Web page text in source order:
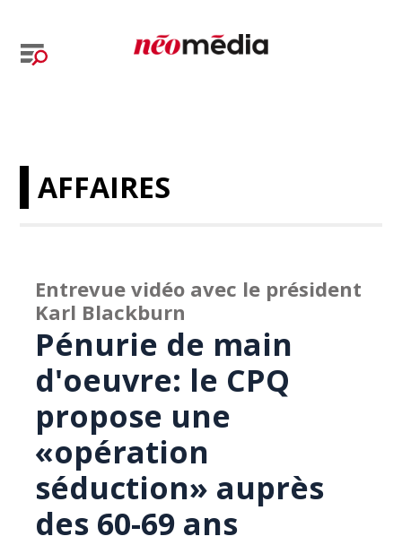
AFFAIRES
Entrevue vidéo avec le président
Karl Blackburn
Pénurie de main
d'oeuvre: le CPQ
propose une
«opération
séduction» auprès
des 60-69 ans